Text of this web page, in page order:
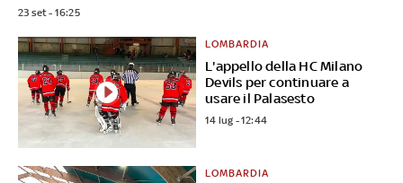
23 set - 16:25
L'appello della HC Milano
Devils per continuare a
usare il Palasesto
LOMBARDIA
14 lug - 12:44
LOMBARDIA